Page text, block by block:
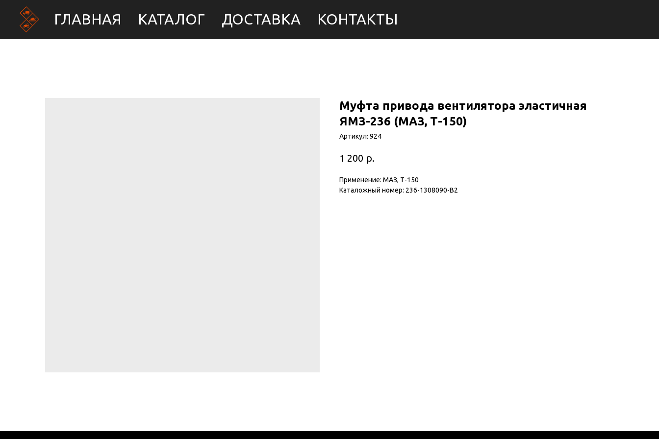
ГЛАВНАЯ КАТАЛОГ ДОСТАВКА КОНТАКТЫ
Муфта привода вентилятора эластичная
ЯМЗ-236 (МАЗ, Т-150)
Артикул: 924
1 200 р.
Применение: МАЗ, Т-150
Каталожный номер: 236-1308090-В2